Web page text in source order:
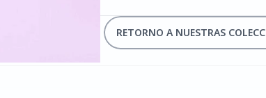
RETORNO A NUESTRAS